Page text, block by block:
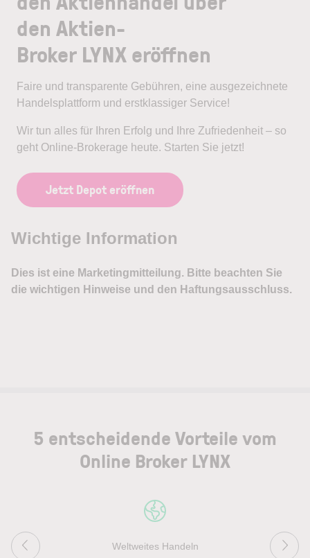
den Aktien-
Broker LYNX eröffnen
Faire und transparente Gebühren, eine ausgezeichnete
Handelsplattform und erstklassiger Service!
Wir tun alles für Ihren Erfolg und Ihre Zufriedenheit – so
geht Online-Brokerage heute. Starten Sie jetzt!
Jetzt Depot eröffnen
5 entscheidende Vorteile vom
Online Broker LYNX
Weltweites Handeln